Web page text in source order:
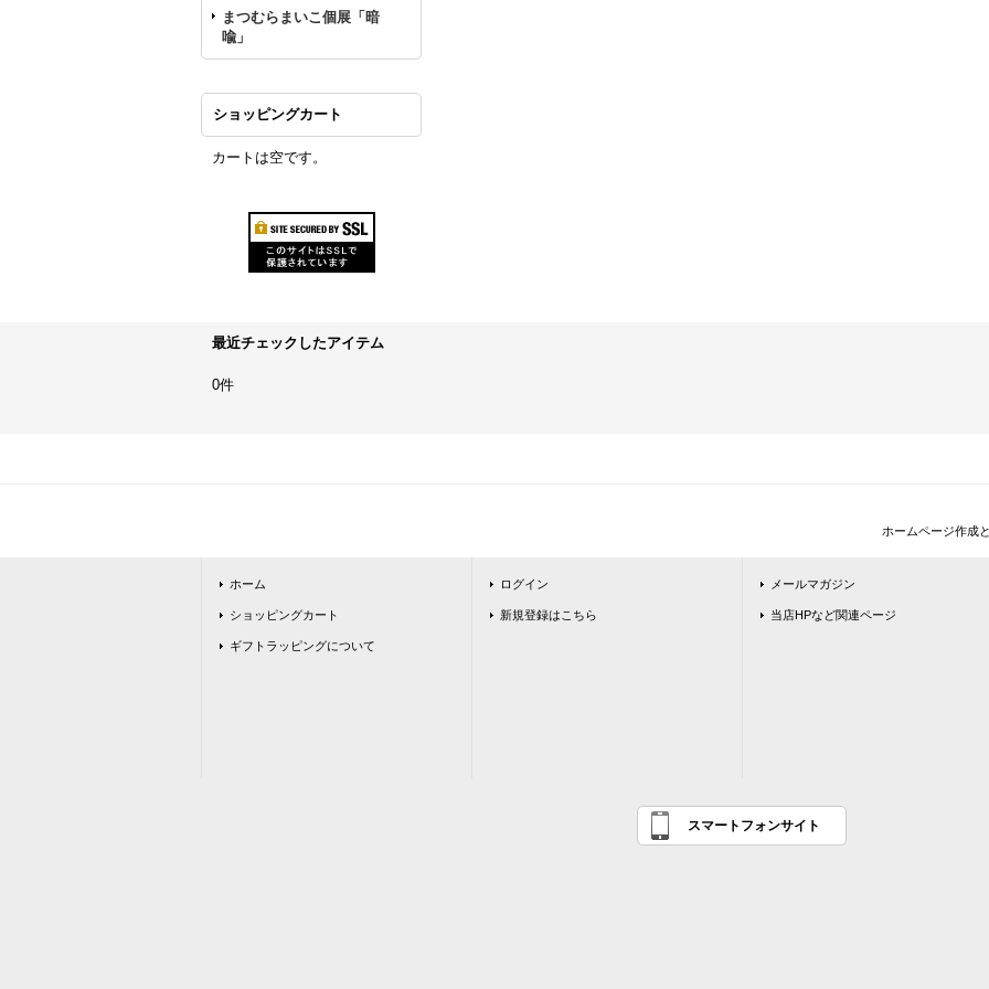
まつむらまいこ個展「暗
喩」
ショッピングカート
カートは空です。
最近チェックしたアイテム
0件
ホームページ作成
ホーム
ショッピングカート
ギフトラッピングについて
ログイン
新規登録はこちら
メールマガジン
当店HPなど関連ページ
スマートフォンサイト